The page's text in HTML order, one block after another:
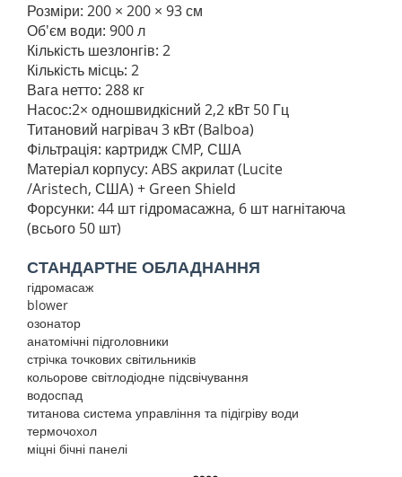
Розміри: 200 × 200 × 93 см
Об'єм води: 900 л
Кількість шезлонгів: 2
Кількість місць: 2
Вага нетто: 288 кг
Насос:2× одношвидкісний 2,2 кВт 50 Гц
Титановий нагрівач 3 кВт (Balboa)
Фільтрація: картридж CMP, США
Матеріал корпусу: ABS акрилат (Lucite
/Aristech, США) + Green Shield
Форсунки: 44 шт гідромасажна, 6 шт нагнітаюча
(всього 50 шт)
СТАНДАРТНЕ ОБЛАДНАННЯ
гідромасаж
blower
озонатор
анатомічні підголовники
стрічка точкових світильників
кольорове світлодіодне підсвічування
водоспад
титанова система управління та підігріву води
термочохол
міцні бічні панелі